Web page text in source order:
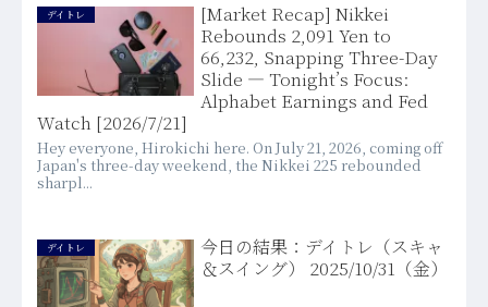
デイトレ
[Market Recap] Nikkei
Rebounds 2,091 Yen to
66,232, Snapping Three-Day
Slide — Tonight’s Focus:
Alphabet Earnings and Fed
Watch [2026/7/21]
Hey everyone, Hirokichi here. On July 21, 2026, coming off
Japan's three-day weekend, the Nikkei 225 rebounded
sharpl...
デイトレ
今日の結果：デイトレ（スキャ
＆スイング） 2025/10/31（金）